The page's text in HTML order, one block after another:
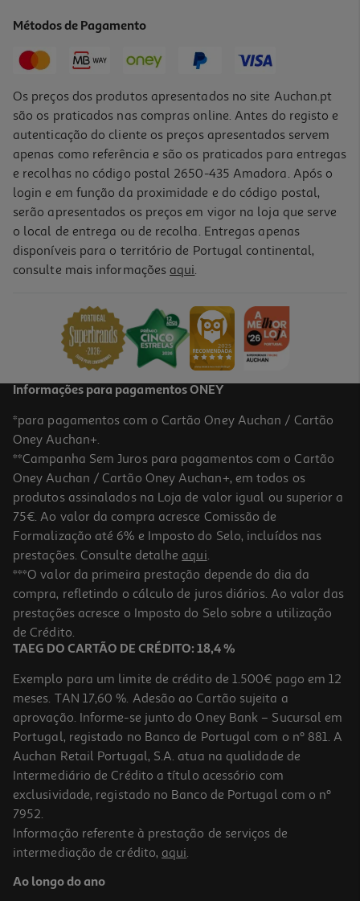
Métodos de Pagamento
Os preços dos produtos apresentados no site Auchan.pt
são os praticados nas compras online. Antes do registo e
autenticação do cliente os preços apresentados servem
apenas como referência e são os praticados para entregas
e recolhas no código postal 2650-435 Amadora. Após o
login e em função da proximidade e do código postal,
serão apresentados os preços em vigor na loja que serve
o local de entrega ou de recolha. Entregas apenas
disponíveis para o território de Portugal continental,
consulte mais informações aqui.
Informações para pagamentos ONEY
*para pagamentos com o Cartão Oney Auchan / Cartão
Oney Auchan+.
**Campanha Sem Juros para pagamentos com o Cartão
Oney Auchan / Cartão Oney Auchan+, em todos os
produtos assinalados na Loja de valor igual ou superior a
75€. Ao valor da compra acresce Comissão de
Formalização até 6% e Imposto do Selo, incluídos nas
prestações. Consulte detalhe aqui.
***O valor da primeira prestação depende do dia da
compra, refletindo o cálculo de juros diários. Ao valor das
prestações acresce o Imposto do Selo sobre a utilização
de Crédito.
TAEG DO CARTÃO DE CRÉDITO: 18,4 %
Exemplo para um limite de crédito de 1.500€ pago em 12
meses. TAN 17,60 %. Adesão ao Cartão sujeita a
aprovação. Informe-se junto do Oney Bank – Sucursal em
Portugal, registado no Banco de Portugal com o nº 881. A
Auchan Retail Portugal, S.A. atua na qualidade de
Intermediário de Crédito a título acessório com
exclusividade, registado no Banco de Portugal com o nº
7952.
Informação referente à prestação de serviços de
intermediação de crédito, aqui.
Ao longo do ano